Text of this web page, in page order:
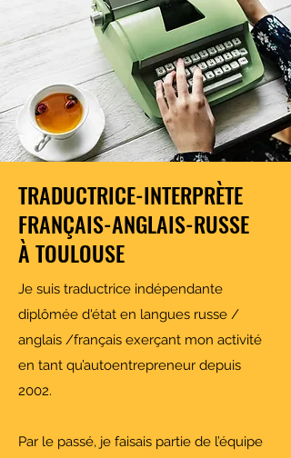
TRADUCTRICE-INTERPRÈTE
FRANÇAIS-ANGLAIS-RUSSE
À TOULOUSE
Je suis traductrice indépendante
diplômée d'état en langues russe /
anglais /français exerçant mon activité
en tant qu’autoentrepreneur depuis
2002.
Par le passé, je faisais partie de l’équipe